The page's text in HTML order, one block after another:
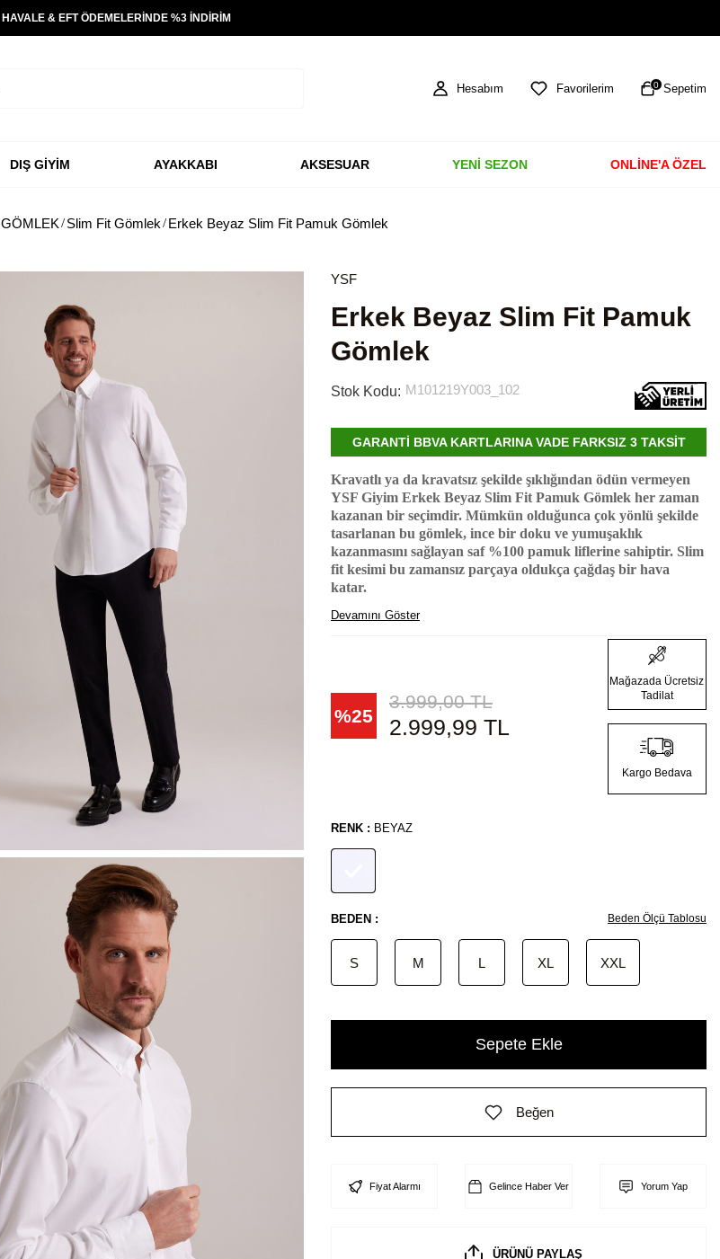
HAVALE & EFT ÖDEMELERİNDE %3 İNDİRİM
Hesabım Favorilerim 0 Sepetim
DIŞ GİYİM AYAKKABI AKSESUAR YENİ SEZON ONLİNE'A ÖZEL
GÖMLEK Slim Fit Gömlek Erkek Beyaz Slim Fit Pamuk Gömlek
YSF
Erkek Beyaz Slim Fit Pamuk
Gömlek
Stok Kodu: M101219Y003_102
GARANTİ BBVA KARTLARINA VADE FARKSIZ 3 TAKSİT
Kravatlı ya da kravatsız şekilde şıklığından ödün vermeyen
YSF Giyim Erkek Beyaz Slim Fit Pamuk Gömlek her zaman
kazanan bir seçimdir. Mümkün olduğunca çok yönlü şekilde
tasarlanan bu gömlek, ince bir doku ve yumuşaklık
kazanmasını sağlayan saf %100 pamuk liflerine sahiptir. Slim
fit kesimi bu zamansız parçaya oldukça çağdaş bir hava
katar.
Devamını Göster
%25
3.999,00TL
2.999,99 TL
Mağazada Ücretsiz
Tadilat
Kargo Bedava
RENK : BEYAZ
BEDEN : Beden Ölçü Tablosu
S M L XL XXL
Sepete Ekle
Beğen
Fiyat Alarmı Gelince Haber Ver Yorum Yap
ÜRÜNÜ PAYLAŞ